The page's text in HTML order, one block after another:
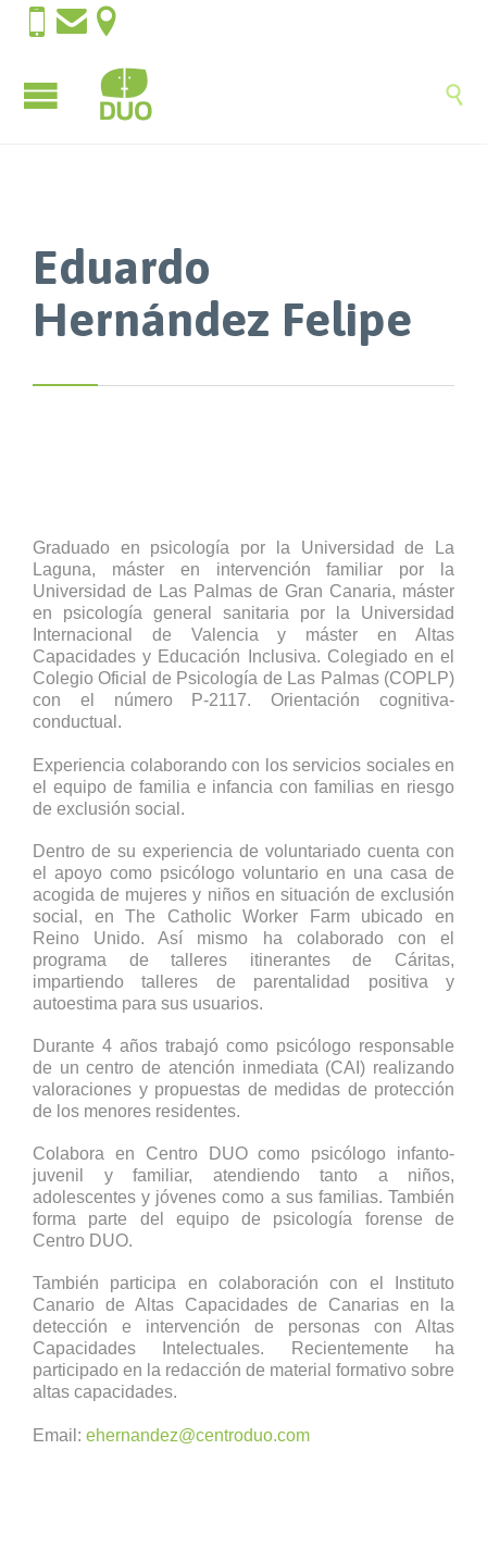
  

Eduardo
Hernández Felipe
Graduado en psicología por la Universidad de La
Laguna, máster en intervención familiar por la
Universidad de Las Palmas de Gran Canaria, máster
en psicología general sanitaria por la Universidad
Internacional de Valencia y máster en Altas
Capacidades y Educación Inclusiva. Colegiado en el
Colegio Oficial de Psicología de Las Palmas (COPLP)
con el número P-2117. Orientación cognitiva-
conductual.
Experiencia colaborando con los servicios sociales en
el equipo de familia e infancia con familias en riesgo
de exclusión social.
Dentro de su experiencia de voluntariado cuenta con
el apoyo como psicólogo voluntario en una casa de
acogida de mujeres y niños en situación de exclusión
social, en The Catholic Worker Farm ubicado en
Reino Unido. Así mismo ha colaborado con el
programa de talleres itinerantes de Cáritas,
impartiendo talleres de parentalidad positiva y
autoestima para sus usuarios.
Durante 4 años trabajó como psicólogo responsable
de un centro de atención inmediata (CAI) realizando
valoraciones y propuestas de medidas de protección
de los menores residentes.
Colabora en Centro DUO como psicólogo infanto-
juvenil y familiar, atendiendo tanto a niños,
adolescentes y jóvenes como a sus familias. También
forma parte del equipo de psicología forense de
Centro DUO.
También participa en colaboración con el Instituto
Canario de Altas Capacidades de Canarias en la
detección e intervención de personas con Altas
Capacidades Intelectuales. Recientemente ha
participado en la redacción de material formativo sobre
altas capacidades.
Email: ehernandez@centroduo.com